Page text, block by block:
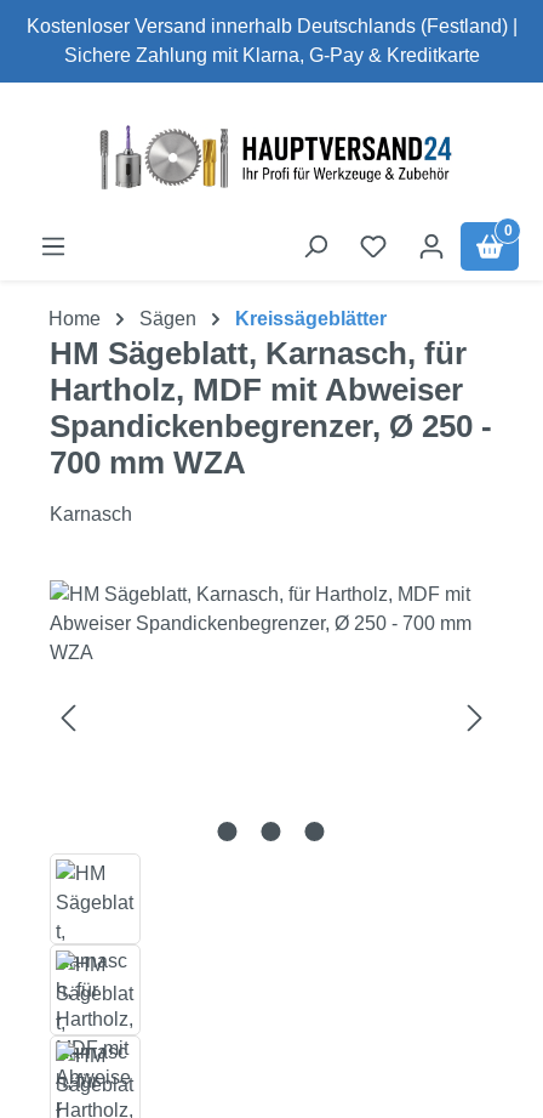
Zum Hauptinhalt springen
Kostenloser Versand innerhalb Deutschlands (Festland) |
Sichere Zahlung mit Klarna, G-Pay & Kreditkarte
0
Home Sägen Kreissägeblätter
HM Sägeblatt, Karnasch, für
Hartholz, MDF mit Abweiser
Spandickenbegrenzer, Ø 250 -
700 mm WZA
Karnasch
Bildergalerie überspringen